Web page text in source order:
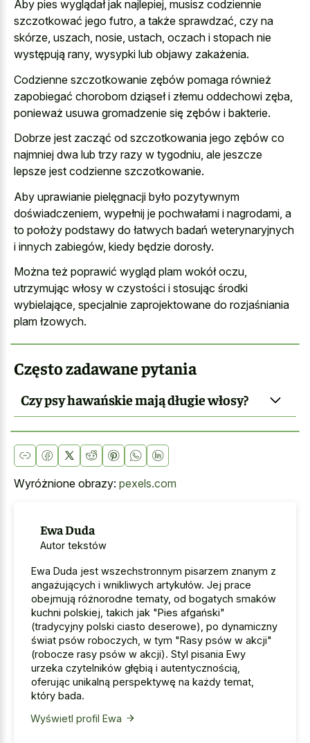
Aby pies wyglądał jak najlepiej, musisz codziennie
szczotkować jego futro, a także sprawdzać, czy na
skórze, uszach, nosie, ustach, oczach i stopach nie
występują rany, wysypki lub objawy zakażenia.
Codzienne szczotkowanie zębów pomaga również
zapobiegać chorobom dziąseł i złemu oddechowi zęba,
ponieważ usuwa gromadzenie się zębów i bakterie.
Dobrze jest zacząć od szczotkowania jego zębów co
najmniej dwa lub trzy razy w tygodniu, ale jeszcze
lepsze jest codzienne szczotkowanie.
Aby uprawianie pielęgnacji było pozytywnym
doświadczeniem, wypełnij je pochwałami i nagrodami, a
to położy podstawy do łatwych badań weterynaryjnych
i innych zabiegów, kiedy będzie dorosły.
Można też poprawić wygląd plam wokół oczu,
utrzymując włosy w czystości i stosując środki
wybielające, specjalnie zaprojektowane do rozjaśniania
plam łzowych.
Często zadawane pytania
Czy psy hawańskie mają długie włosy?
Wyróżnione obrazy: pexels.com
Ewa Duda
Autor tekstów
Ewa Duda jest wszechstronnym pisarzem znanym z
angażujących i wnikliwych artykułów. Jej prace
obejmują różnorodne tematy, od bogatych smaków
kuchni polskiej, takich jak "Pies afgański"
(tradycyjny polski ciasto deserowe), po dynamiczny
świat psów roboczych, w tym "Rasy psów w akcji"
(robocze rasy psów w akcji). Styl pisania Ewy
urzeka czytelników głębią i autentycznością,
oferując unikalną perspektywę na każdy temat,
który bada.
Wyświetl profil Ewa